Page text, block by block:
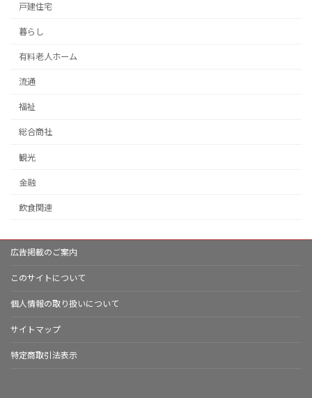
戸建住宅
暮らし
有料老人ホーム
流通
福祉
総合商社
観光
金融
飲食関連
広告掲載のご案内
このサイトについて
個人情報の取り扱いについて
サイトマップ
特定商取引法表示